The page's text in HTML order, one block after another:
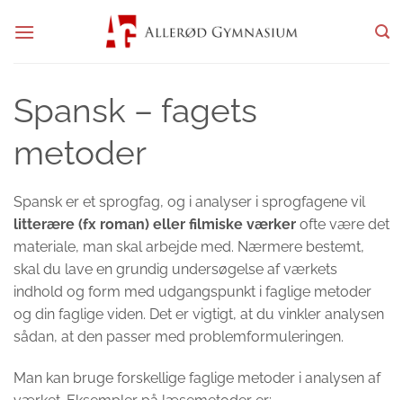
Spansk – fagets
metoder
Spansk er et sprogfag, og i analyser i sprogfagene vil
litterære (fx roman) eller filmiske værker ofte være det
materiale, man skal arbejde med. Nærmere bestemt,
skal du lave en grundig undersøgelse af værkets
indhold og form med udgangspunkt i faglige metoder
og din faglige viden. Det er vigtigt, at du vinkler analysen
sådan, at den passer med problemformuleringen.
Man kan bruge forskellige faglige metoder i analysen af